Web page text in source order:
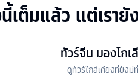
เต็มแล้ว แต่เรา
ทัวร์จีน มองโกเ
ดูทัวร์ใกล้เคียงที่ยังมี